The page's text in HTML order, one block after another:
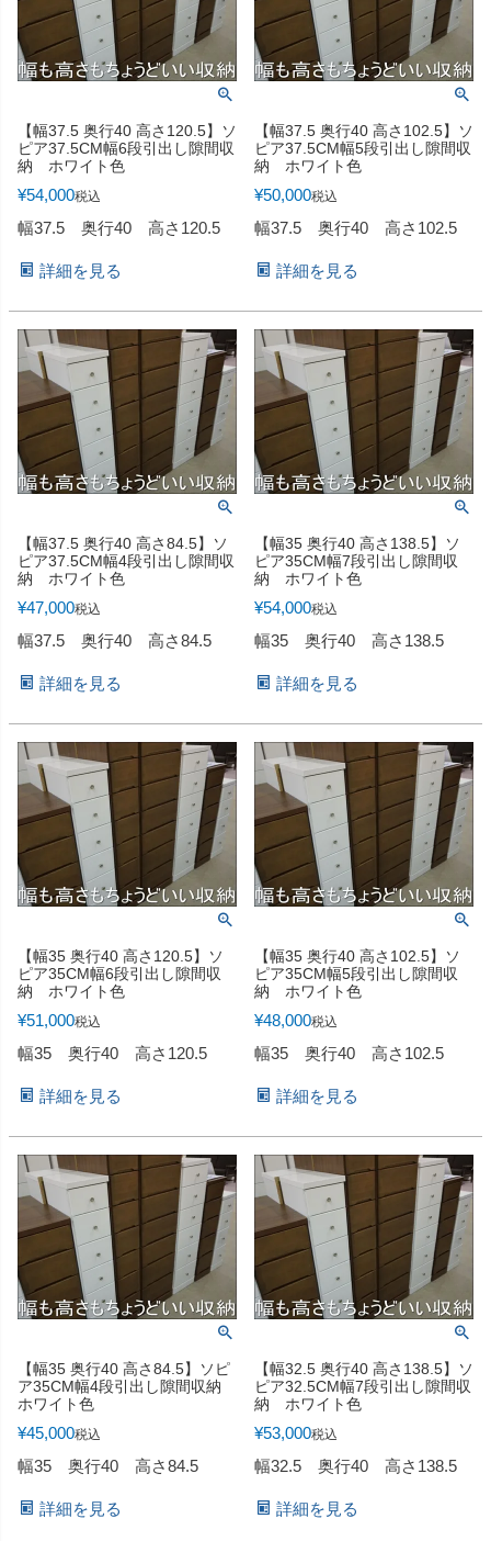
【幅37.5 奥行40 高さ120.5】ソ
ピア37.5CM幅6段引出し隙間収
納 ホワイト色
¥54,000税込
幅37.5 奥行40 高さ120.5
詳細を見る
【幅37.5 奥行40 高さ102.5】ソ
ピア37.5CM幅5段引出し隙間収
納 ホワイト色
¥50,000税込
幅37.5 奥行40 高さ102.5
詳細を見る
【幅37.5 奥行40 高さ84.5】ソ
ピア37.5CM幅4段引出し隙間収
納 ホワイト色
¥47,000税込
幅37.5 奥行40 高さ84.5
詳細を見る
【幅35 奥行40 高さ138.5】ソ
ピア35CM幅7段引出し隙間収
納 ホワイト色
¥54,000税込
幅35 奥行40 高さ138.5
詳細を見る
【幅35 奥行40 高さ120.5】ソ
ピア35CM幅6段引出し隙間収
納 ホワイト色
¥51,000税込
幅35 奥行40 高さ120.5
詳細を見る
【幅35 奥行40 高さ102.5】ソ
ピア35CM幅5段引出し隙間収
納 ホワイト色
¥48,000税込
幅35 奥行40 高さ102.5
詳細を見る
【幅35 奥行40 高さ84.5】ソピ
ア35CM幅4段引出し隙間収納
ホワイト色
¥45,000税込
幅35 奥行40 高さ84.5
詳細を見る
【幅32.5 奥行40 高さ138.5】ソ
ピア32.5CM幅7段引出し隙間収
納 ホワイト色
¥53,000税込
幅32.5 奥行40 高さ138.5
詳細を見る